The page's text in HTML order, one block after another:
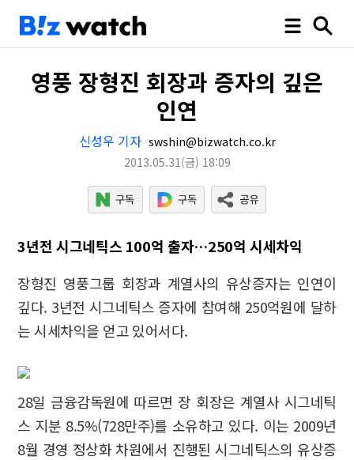
영풍 장형진 회장과 증자의 깊은
인연
신성우 기자 swshin@bizwatch.co.kr
2013.05.31(금) 18:09
3년전 시그네틱스 100억 출자…250억 시세차익
장형진 영풍그룹 회장과 계열사의 유상증자는 인연이
깊다. 3년전 시그네틱스 증자에 참여해 250억원에 달하
는 시세차익을 얻고 있어서다.
28일 금융감독원에 따르면 장 회장은 계열사 시그네틱
스 지분 8.5%(728만주)를 소유하고 있다. 이는 2009년
8월 경영 정상화 차원에서 진행된 시그네틱스의 유상증